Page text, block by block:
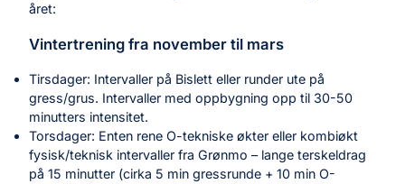
året:
Vintertrening fra november til mars
Tirsdager: Intervaller på Bislett eller runder ute på
gress/grus. Intervaller med oppbygning opp til 30-50
minutters intensitet.
Torsdager: Enten rene O-tekniske økter eller kombiøkt
fysisk/teknisk intervaller fra Grønmo – lange terskeldrag
på 15 minutter (cirka 5 min gressrunde + 10 min O-